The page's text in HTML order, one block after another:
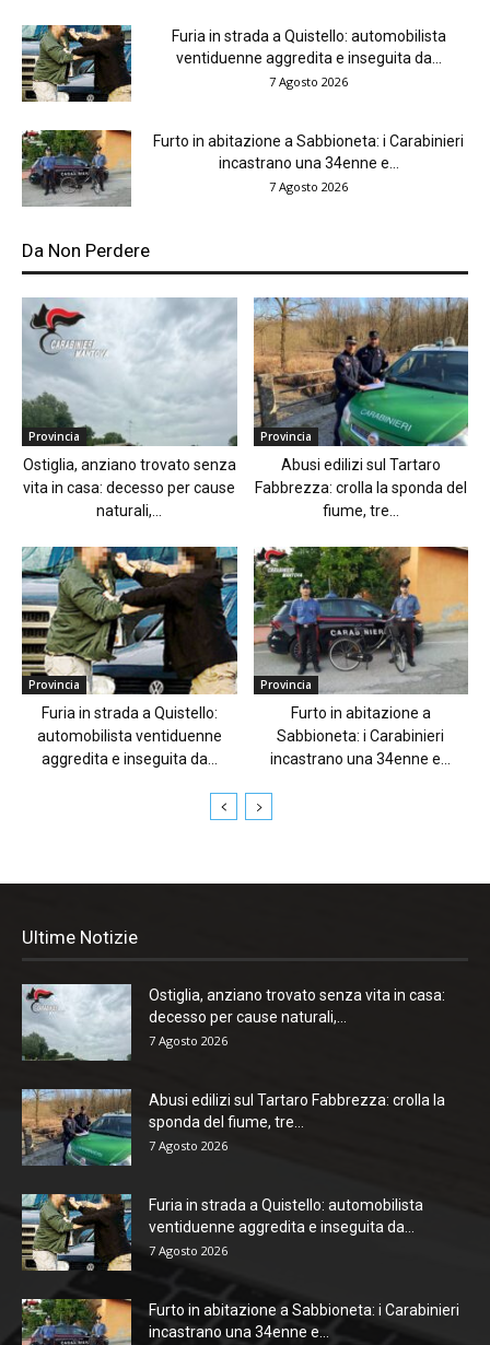
Furia in strada a Quistello: automobilista
ventiduenne aggredita e inseguita da...
7 Agosto 2026
Furto in abitazione a Sabbioneta: i Carabinieri
incastrano una 34enne e...
7 Agosto 2026
Da Non Perdere
Provincia
Ostiglia, anziano trovato senza
vita in casa: decesso per cause
naturali,...
Provincia
Abusi edilizi sul Tartaro
Fabbrezza: crolla la sponda del
fiume, tre...
Provincia
Furia in strada a Quistello:
automobilista ventiduenne
aggredita e inseguita da...
Provincia
Furto in abitazione a
Sabbioneta: i Carabinieri
incastrano una 34enne e...
Ultime Notizie
Ostiglia, anziano trovato senza vita in casa:
decesso per cause naturali,...
7 Agosto 2026
Abusi edilizi sul Tartaro Fabbrezza: crolla la
sponda del fiume, tre...
7 Agosto 2026
Furia in strada a Quistello: automobilista
ventiduenne aggredita e inseguita da...
7 Agosto 2026
Furto in abitazione a Sabbioneta: i Carabinieri
incastrano una 34enne e...